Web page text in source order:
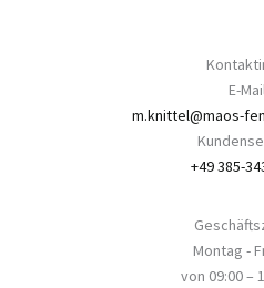
E-
m.knittel@maos-
+49 385-
Montag -
von 09:00 –